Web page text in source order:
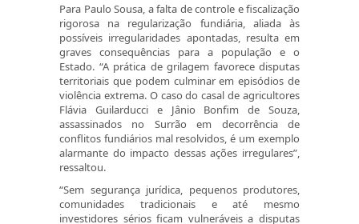
Para Paulo Sousa, a falta de controle e fiscalização
rigorosa na regularização fundiária, aliada às
possíveis irregularidades apontadas, resulta em
graves consequências para a população e o
Estado. “A prática de grilagem favorece disputas
territoriais que podem culminar em episódios de
violência extrema. O caso do casal de agricultores
Flávia Guilarducci e Jânio Bonfim de Souza,
assassinados no Surrão em decorrência de
conflitos fundiários mal resolvidos, é um exemplo
alarmante do impacto dessas ações irregulares”,
ressaltou.
“Sem segurança jurídica, pequenos produtores,
comunidades tradicionais e até mesmo
investidores sérios ficam vulneráveis a disputas